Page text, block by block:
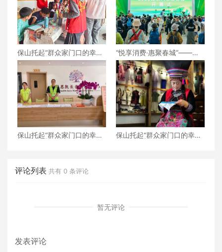
保山托起“群众家门口的幸
福”（6）‖腾冲猴桥镇：家门
口的“火塘会”，激活边疆治
理“神经末梢”
“悦享消费·惠聚春城”——
2026昆明汽车博览会盛大开
幕
保山托起“群众家门口的幸
保山托起“群众家门口的幸
评论列表 共有 0 条评论
暂无评论
发表评论